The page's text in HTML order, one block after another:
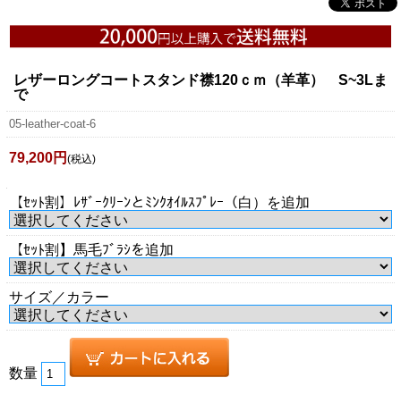
レザーロングコートスタンド襟120ｃｍ（羊革） S~3Lま
で
05-leather-coat-6
79,200円 (税込)
【ｾｯﾄ割】ﾚｻﾞｰｸﾘｰﾝとﾐﾝｸｵｲﾙｽﾌﾟﾚｰ（白）を追加
【ｾｯﾄ割】馬毛ﾌﾞﾗｼを追加
サイズ／カラー
数量